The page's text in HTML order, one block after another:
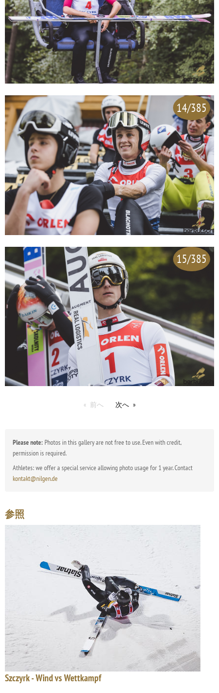
14/385
15/385
前へ 次へ
Please note: Photos in this gallery are not free to use. Even with credit,
permission is required.
Athletes: we offer a special service allowing photo usage for 1 year. Contact
kontakt@nilgen.de
参照
Szczyrk - Wind vs Wettkampf